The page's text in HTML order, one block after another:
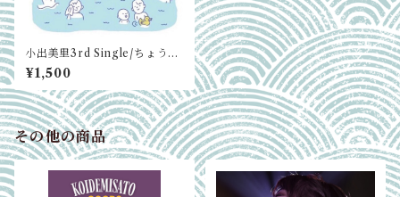
小出美里3rd Single/ちょうど
いい音頭
¥1,500
その他の商品